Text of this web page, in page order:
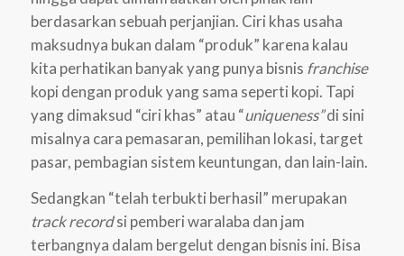
berdasarkan sebuah perjanjian. Ciri khas usaha
maksudnya bukan dalam “produk” karena kalau
kita perhatikan banyak yang punya bisnis franchise
kopi dengan produk yang sama seperti kopi. Tapi
yang dimaksud “ciri khas” atau “uniqueness”di sini
misalnya cara pemasaran, pemilihan lokasi, target
pasar, pembagian sistem keuntungan, dan lain-lain.
Sedangkan “telah terbukti berhasil” merupakan
track recordsi pemberi waralaba dan jam
terbangnya dalam bergelut dengan bisnis ini. Bisa